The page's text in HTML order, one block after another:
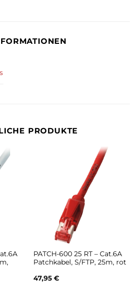
PRODUKTE
PATCH-600 25 RT – Cat.6A
Patchkabel, S/FTP, 25m, rot
47,95 €